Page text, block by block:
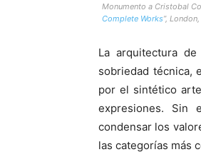
Monumento a Cristobal
Complete Works”,
La arquitectura de
sobriedad técnica,
por el sintético
expresiones. Sin
condensar los
las categorías más